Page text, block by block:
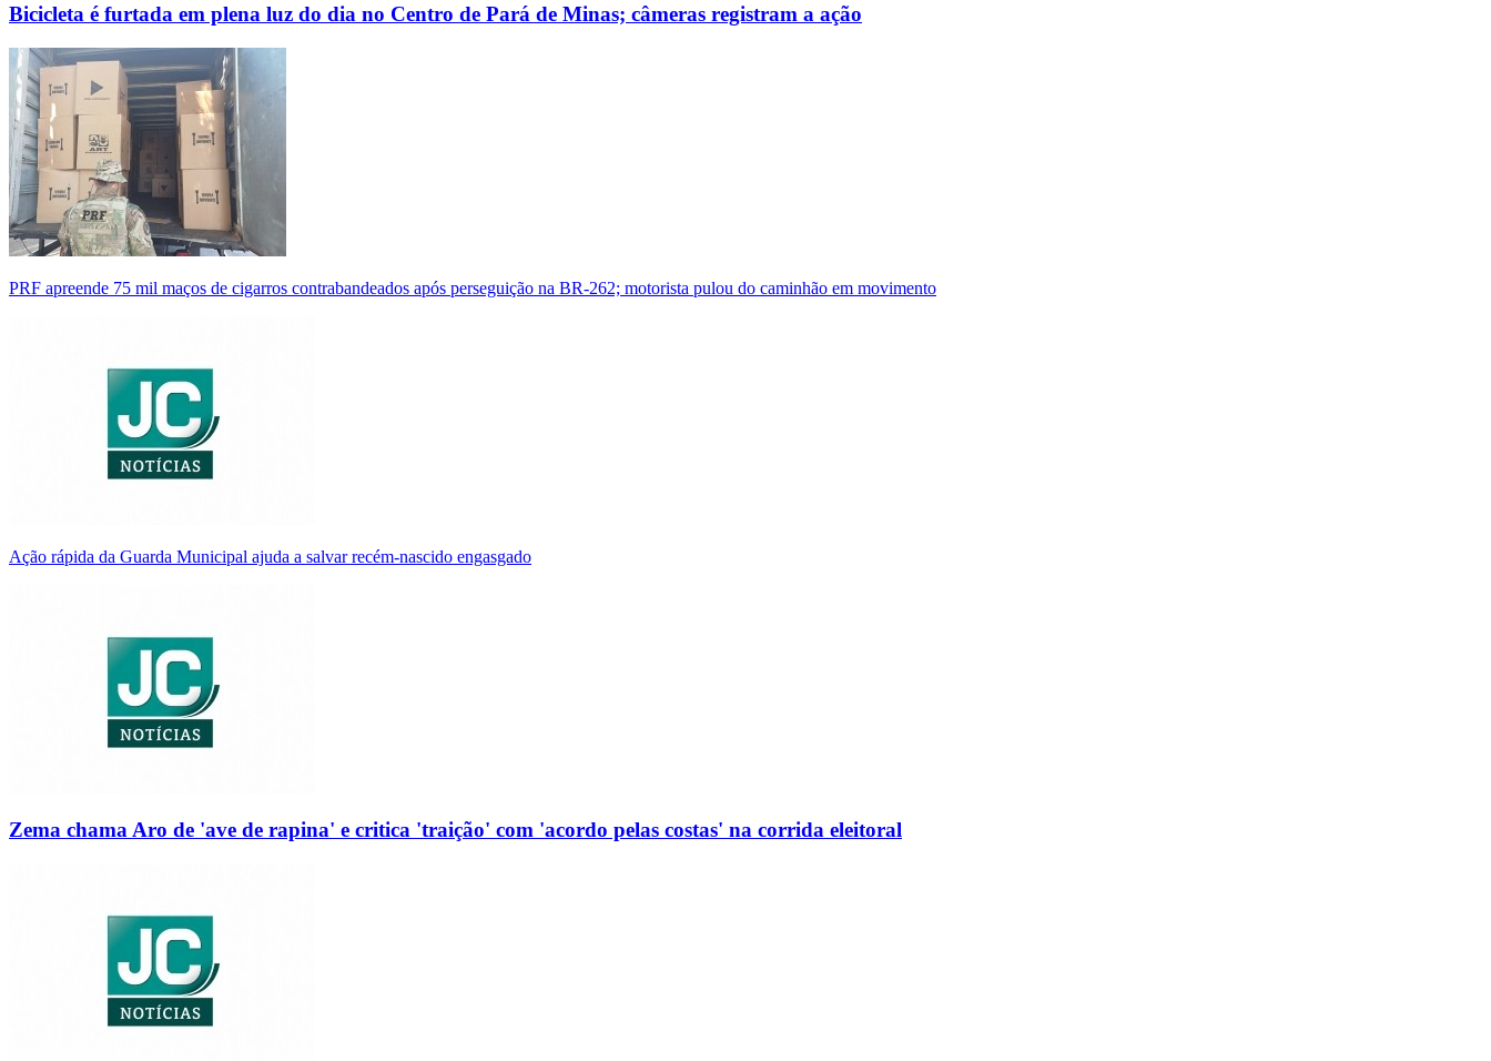
Bicicleta é furtada em plena luz do dia no Centro de Pará de Minas; câmeras registram a ação
PRF apreende 75 mil maços de cigarros contrabandeados após perseguição na BR-262; motorista pulou do caminhão em movimento
Ação rápida da Guarda Municipal ajuda a salvar recém-nascido engasgado
Zema chama Aro de 'ave de rapina' e critica 'traição' com 'acordo pelas costas' na corrida eleitoral